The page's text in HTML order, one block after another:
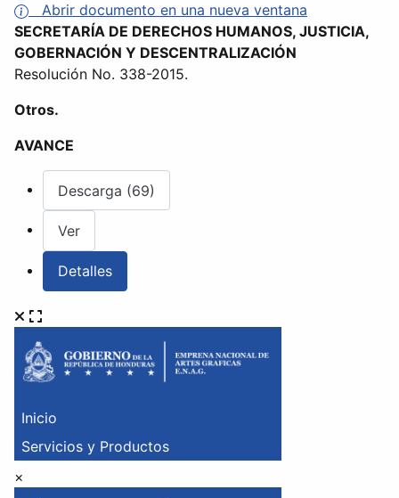
Abrir documento en una nueva ventana
SECRETARÍA DE DERECHOS HUMANOS, JUSTICIA,
GOBERNACIÓN Y DESCENTRALIZACIÓN
Resolución No. 338-2015.
Otros.
AVANCE
Descarga (69)
Ver
Detalles
×